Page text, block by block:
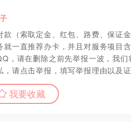
（索取定金、红包、路费、保证
一直推荐办卡，并且对服务项目
，请在删除之前先举报一波，我们
请点击举报，填写举报理由以及
我要收藏